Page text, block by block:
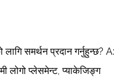
समर्थन प्रदान गर्नुहुन्छ? A:
लोगो प्लेसमेन्ट, प्याकेजिङ्ग